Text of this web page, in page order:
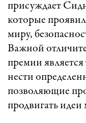
присуждает
которые
миру,
Важной
премии является
нести
позволяющие
продвигать